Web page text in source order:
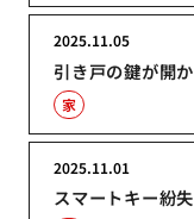
引き戸の鍵が開
2025.11.05
家
スマートキー紛
2025.11.01